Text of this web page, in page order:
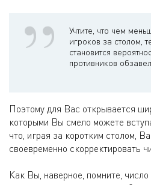
Учтите, что чем
игроков за столом,
становится
противников
Поэтому для Вас открывается
которыми Вы смело можете
что, играя за коротким столом,
своевременно скорректировать
Как Вы, наверное, помните,